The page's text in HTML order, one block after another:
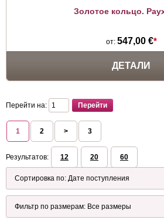
Золотое кольцо.
от: 547,00 €*
ДЕТАЛИ
Перейти на:
1 2 > 3
Результатов: 12 20 60